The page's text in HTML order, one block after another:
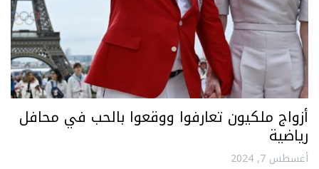
أزواج ملكيون تعارفوا ووقعوا بالحب في محافل
رياضية
أغسطس 7, 2024